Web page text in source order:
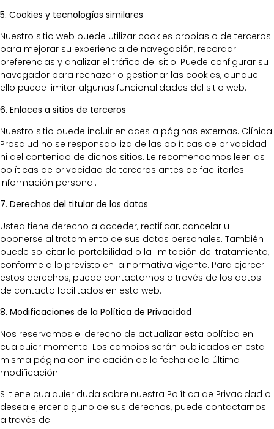
5. Cookies y tecnologías similares
Nuestro sitio web puede utilizar cookies propias o de terceros
para mejorar su experiencia de navegación, recordar
preferencias y analizar el tráfico del sitio. Puede configurar su
navegador para rechazar o gestionar las cookies, aunque
ello puede limitar algunas funcionalidades del sitio web.
6. Enlaces a sitios de terceros
Nuestro sitio puede incluir enlaces a páginas externas. Clínica
Prosalud no se responsabiliza de las políticas de privacidad
ni del contenido de dichos sitios. Le recomendamos leer las
políticas de privacidad de terceros antes de facilitarles
información personal.
7. Derechos del titular de los datos
Usted tiene derecho a acceder, rectificar, cancelar u
oponerse al tratamiento de sus datos personales. También
puede solicitar la portabilidad o la limitación del tratamiento,
conforme a lo previsto en la normativa vigente. Para ejercer
estos derechos, puede contactarnos a través de los datos
de contacto facilitados en esta web.
8. Modificaciones de la Política de Privacidad
Nos reservamos el derecho de actualizar esta política en
cualquier momento. Los cambios serán publicados en esta
misma página con indicación de la fecha de la última
modificación.
Si tiene cualquier duda sobre nuestra Política de Privacidad o
desea ejercer alguno de sus derechos, puede contactarnos
a través de: